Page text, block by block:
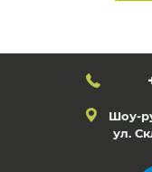
Шоу-
ул.